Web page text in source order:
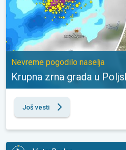
Nevreme pogodilo naselja
Krupna zrna grada u
Još vesti